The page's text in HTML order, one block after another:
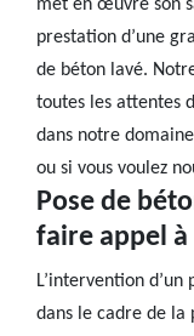
met en œuvre son
prestation d’une
de béton lavé.
toutes les attentes
dans notre
ou si vous voulez
Pose de
faire appel
L’intervention
dans le cadre de la